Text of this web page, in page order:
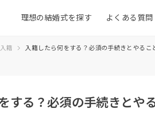
理想の結婚式を探す よくある質問
入籍 入籍したら何をする？必須の手続きとやるこ
する？必須の手続きとや